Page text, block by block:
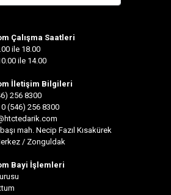
Çalışma Saatleri
ile 18.00
ile 14.00
İletişim Bilgileri
256 8300
(546) 256 8300
mah. Necip Fazıl Kısakürek
/ Zonguldak
Bayi İşlemleri